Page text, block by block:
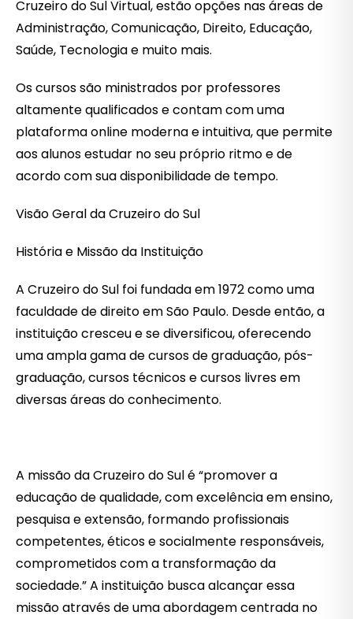
Cruzeiro do Sul Virtual, estão opções nas áreas de
Administração, Comunicação, Direito, Educação,
Saúde, Tecnologia e muito mais.
Os cursos são ministrados por professores
altamente qualificados e contam com uma
plataforma online moderna e intuitiva, que permite
aos alunos estudar no seu próprio ritmo e de
acordo com sua disponibilidade de tempo.
Visão Geral da Cruzeiro do Sul
História e Missão da Instituição
A Cruzeiro do Sul foi fundada em 1972 como uma
faculdade de direito em São Paulo. Desde então, a
instituição cresceu e se diversificou, oferecendo
uma ampla gama de cursos de graduação, pós-
graduação, cursos técnicos e cursos livres em
diversas áreas do conhecimento.
A missão da Cruzeiro do Sul é “promover a
educação de qualidade, com excelência em ensino,
pesquisa e extensão, formando profissionais
competentes, éticos e socialmente responsáveis,
comprometidos com a transformação da
sociedade.” A instituição busca alcançar essa
missão através de uma abordagem centrada no